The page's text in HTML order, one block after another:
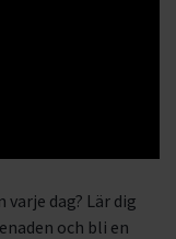
varje dag? Lär dig
och bli en